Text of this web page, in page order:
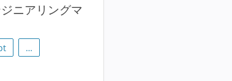
ニアリングマ
…